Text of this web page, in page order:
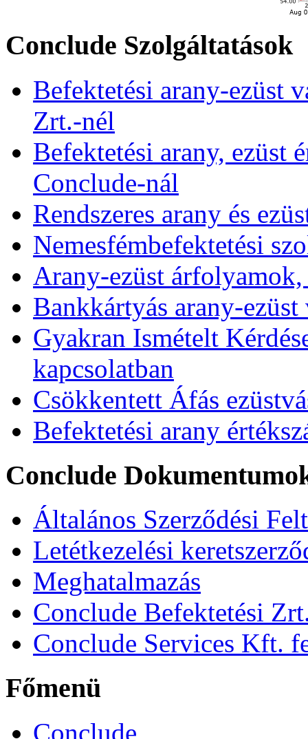
Conclude Szolgáltatások
Befektetési arany-ezüst
Zrt.-nél
Befektetési arany, ezüst
Conclude-nál
Rendszeres arany és
Nemesfémbefektetési
Arany-ezüst
Bankkártyás arany-
Gyakran Ismételt
kapcsolatban
Csökkentett Áfás
Befektetési arany
Conclude
Általános Szerződési
Letétkezelési
Meghatalmazás
Conclude Befektetési
Conclude Services Kft.
Főmenü
Conclude